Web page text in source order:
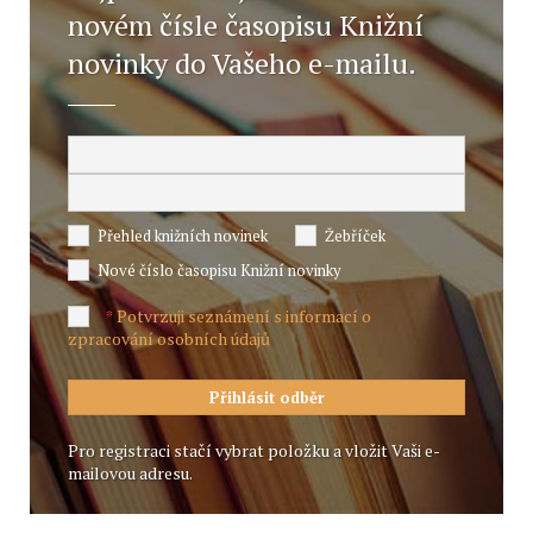
novém čísle časopisu Knižní
novinky do Vašeho e-mailu.
Přehled knižních novinek
Žebříček
Nové číslo časopisu Knižní novinky
*Potvrzuji seznámení s informací o
zpracování osobních údajů
Pro registraci stačí vybrat položku a vložit Vaši e-
mailovou adresu.